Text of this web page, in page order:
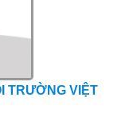
TRƯỜNG VIỆT